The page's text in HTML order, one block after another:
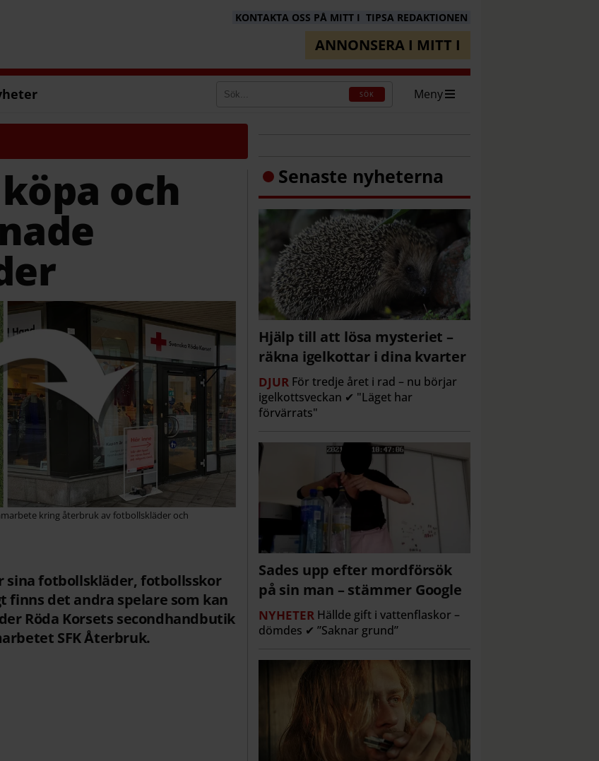
KONTAKTA OSS PÅ MITT I TIPSA REDAKTIONEN
ANNONSERA I MITT I
SÖK Meny
och
kring återbruk av fotbollskläder och
sina fotbollskläder, fotbollsskor
det andra spelare som kan
Röda Korsets secondhandbutik
SFK Återbruk.
Senaste nyheterna
Hjälp till att lösa mysteriet –
räkna igelkottar i dina kvarter
DJUR För tredje året i rad – nu börjar
igelkottsveckan ✔ "Läget har
förvärrats"
Sades upp efter mordförsök
på sin man – stämmer Google
NYHETER Hällde gift i vattenflaskor –
dömdes ✔ ”Saknar grund”